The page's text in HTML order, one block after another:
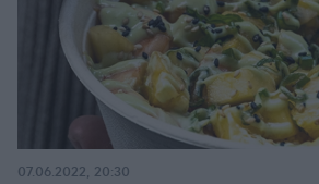
07.06.2022, 20:30